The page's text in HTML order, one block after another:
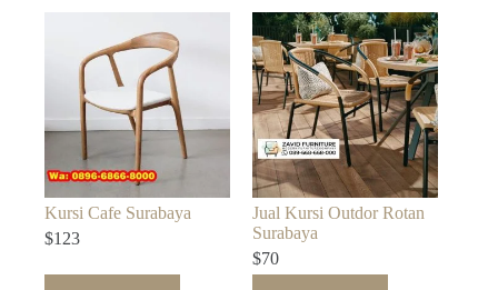
Kursi Cafe Surabaya
$123
Jual Kursi Outdor Rotan
Surabaya
$70